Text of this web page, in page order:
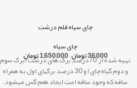
چای سیاه قلم درشت
چای سیاه
36,000تومان–
1,650,000تومان
تهیه شده از 70درصد برگ های درشت (برگ سوم
و دوم گیاه چای) و 30 درصد برگهای اول به همراه
ساقه که وجود ساقه اعث ایجاد طعم گس میشود.